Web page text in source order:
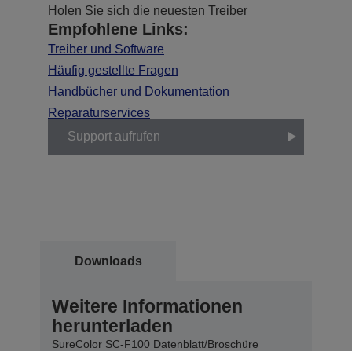
Holen Sie sich die neuesten Treiber
Empfohlene Links:
Treiber und Software
Häufig gestellte Fragen
Handbücher und Dokumentation
Reparaturservices
Support aufrufen
Downloads
Weitere Informationen
herunterladen
SureColor SC-F100 Datenblatt/Broschüre